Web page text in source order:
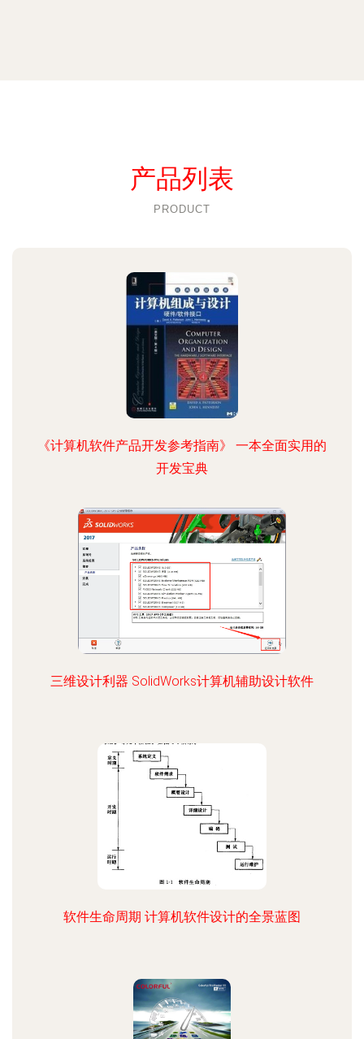
产品列表
PRODUCT
《计算机软件产品开发参考指南》 一本全面实用的
开发宝典
三维设计利器 SolidWorks计算机辅助设计软件
软件生命周期 计算机软件设计的全景蓝图